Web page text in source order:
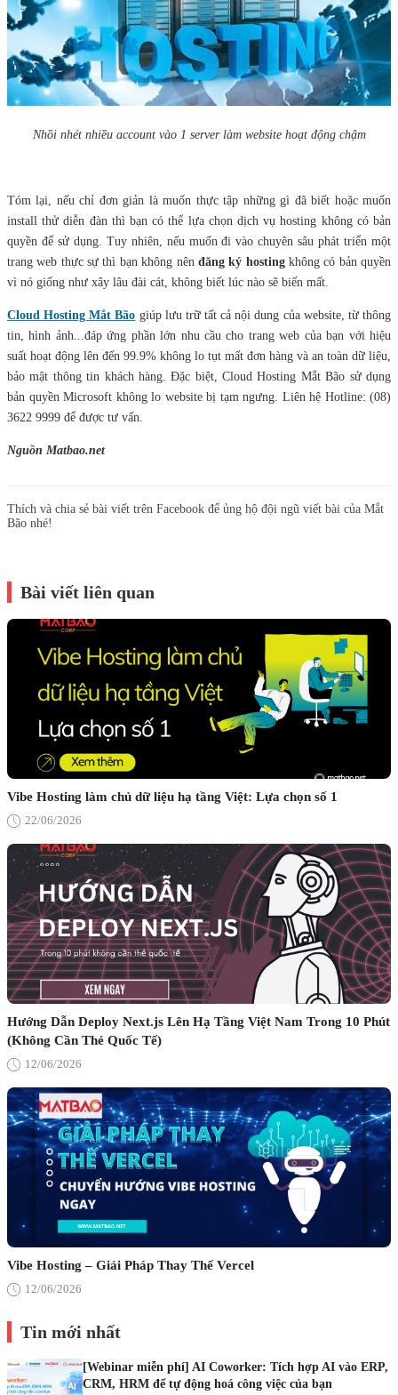
Nhồi nhét nhiều account vào 1 server làm website hoạt động chậm
Tóm lại, nếu chỉ đơn giản là muốn thực tập những gì đã biết hoặc muốn
install thử diễn đàn thì bạn có thể lựa chọn dịch vụ hosting không có bản
quyền để sử dụng. Tuy nhiên, nếu muốn đi vào chuyên sâu phát triển một
trang web thực sự thì bạn không nên đăng ký hosting không có bản quyền
vì nó giống như xây lâu đài cát, không biết lúc nào sẽ biến mất.
Cloud Hosting Mắt Bão giúp lưu trữ tất cả nội dung của website, từ thông
tin, hình ảnh...đáp ứng phần lớn nhu cầu cho trang web của bạn với hiệu
suất hoạt động lên đến 99.9% không lo tụt mất đơn hàng và an toàn dữ liệu,
bảo mật thông tin khách hàng. Đặc biệt, Cloud Hosting Mắt Bão sử dụng
bản quyền Microsoft không lo website bị tạm ngưng. Liên hệ Hotline: (08)
3622 9999 để được tư vấn.
Nguồn Matbao.net
Thích và chia sẻ bài viết trên Facebook để ủng hộ đội ngũ viết bài của Mắt
Bão nhé!
Bài viết liên quan
Vibe Hosting làm chủ dữ liệu hạ tầng Việt: Lựa chọn số 1
22/06/2026
Hướng Dẫn Deploy Next.js Lên Hạ Tầng Việt Nam Trong 10 Phút
(Không Cần Thẻ Quốc Tế)
12/06/2026
Vibe Hosting – Giải Pháp Thay Thế Vercel
12/06/2026
Tin mới nhất
[Webinar miễn phí] AI Coworker: Tích hợp AI vào ERP,
CRM, HRM để tự động hoá công việc của bạn